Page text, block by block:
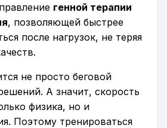
генной терапии
, позволяющей быстрее
после нагрузок, не теряя
не просто беговой
А значит, скорость
физика, но и
Поэтому тренироваться